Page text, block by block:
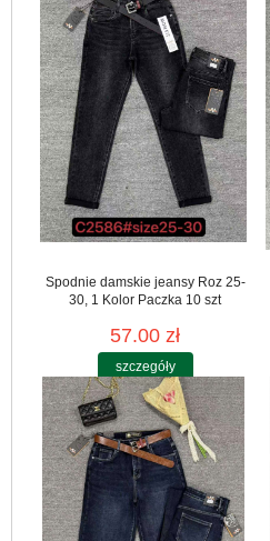
Spodnie damskie jeansy Roz 25-
30, 1 Kolor Paczka 10 szt
57.00 zł
szczegóły